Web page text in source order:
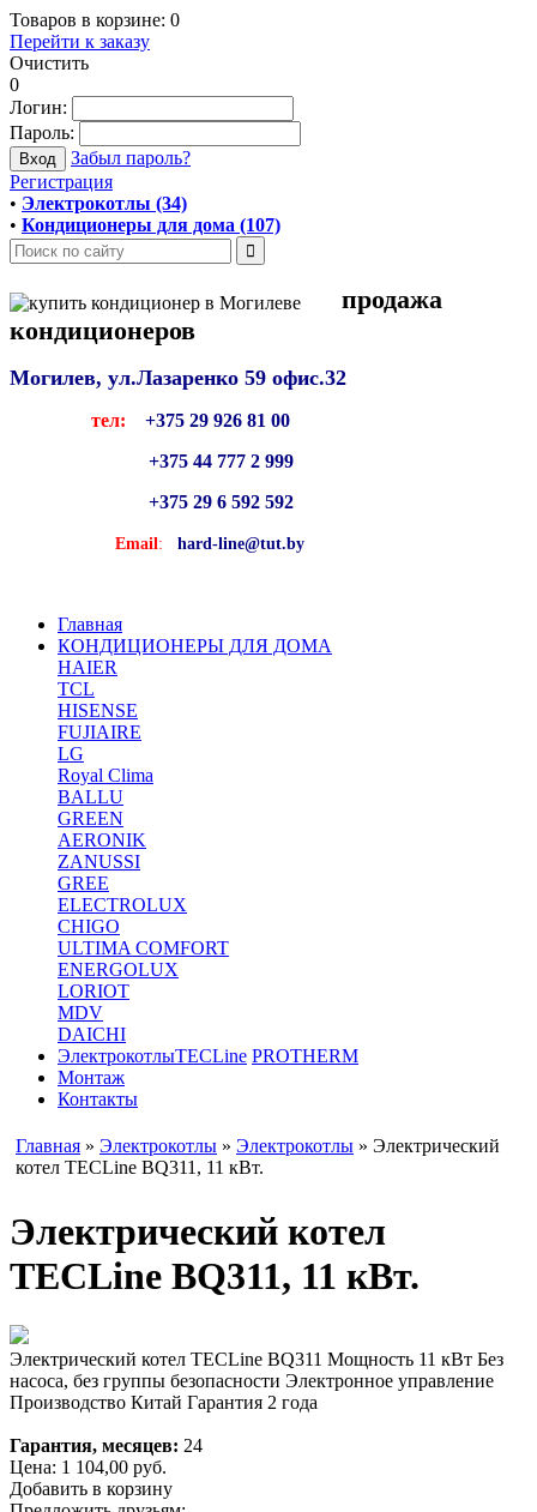
Товаров в корзине: 0
Перейти к заказу
Очистить
0
Логин:
Пароль:
Забыл пароль?
Регистрация
• Электрокотлы (34)
• Кондиционеры для дома (107)
продажа
кондиционеров
Могилев, ул.Лазаренко 59 офис.32
тел: +375 29 926 81 00
+375 44 777 2 999
+375 29 6 592 592
Email: hard-line@tut.by
Главная
КОНДИЦИОНЕРЫ ДЛЯ ДОМА
HAIER
TCL
HISENSE
FUJIAIRE
LG
Royal Clima
BALLU
GREEN
AERONIK
ZANUSSI
GREE
ELECTROLUX
CHIGO
ULTIMA COMFORT
ENERGOLUX
LORIOT
MDV
DAICHI
ЭлектрокотлыTECLine PROTHERM
Монтаж
Контакты
Главная » Электрокотлы » Электрокотлы » Электрический
котел TECLine BQ311, 11 кВт.
Электрический котел
TECLine BQ311, 11 кВт.
Электрический котел TECLine BQ311 Мощность 11 кВт Без
насоса, без группы безопасности Электронное управление
Производство Китай Гарантия 2 года
Гарантия, месяцев: 24
Цена: 1 104,00 руб.
Добавить в корзину